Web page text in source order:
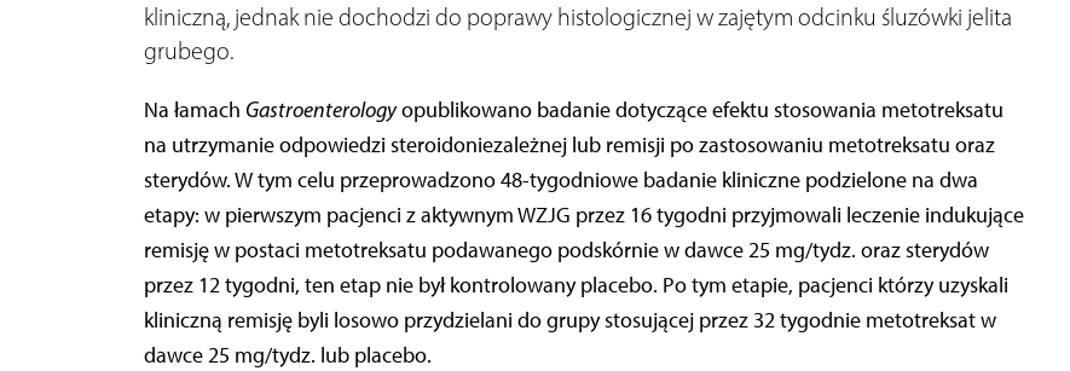
kliniczną, jednak nie dochodzi do poprawy histologicznej w zajętym odcinku śluzówki jelita
grubego.
Na łamach Gastroenterologyopublikowano badanie dotyczące efektu stosowania metotreksatu
na utrzymanie odpowiedzi steroidoniezależnej lub remisji po zastosowaniu metotreksatu oraz
sterydów. W tym celu przeprowadzono 48-tygodniowe badanie kliniczne podzielone na dwa
etapy: w pierwszym pacjenci z aktywnym WZJG przez 16 tygodni przyjmowali leczenie indukujące
remisję w postaci metotreksatu podawanego podskórnie w dawce 25 mg/tydz. oraz sterydów
przez 12 tygodni, ten etap nie był kontrolowany placebo. Po tym etapie, pacjenci którzy uzyskali
kliniczną remisję byli losowo przydzielani do grupy stosującej przez 32 tygodnie metotreksat w
dawce 25 mg/tydz. lub placebo.